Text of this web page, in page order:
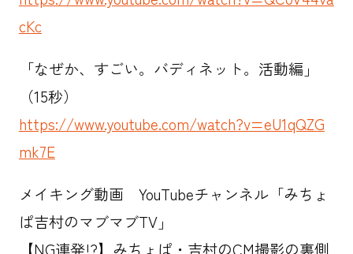
cKc
「なぜか、すごい。バディネット。活動編」
（15秒）
https://www.youtube.com/watch?v=eU1qQZG
mk7E
メイキング動画 YouTubeチャンネル「みちょ
ぱ吉村のマブマブTV」
【NG連発!?】みちょぱ・吉村のCM撮影の裏側